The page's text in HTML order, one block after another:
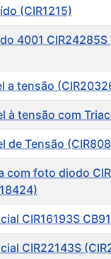
(CIR1215)
4001 CIR24285S
a tensão
à tensão com
de Tensão
com foto diodo
CIR16193S
CIR22143S